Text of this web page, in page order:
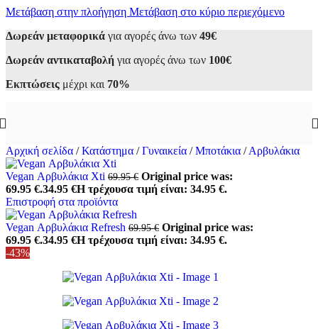
Μετάβαση στην πλοήγηση Μετάβαση στο κύριο περιεχόμενο
Δωρεάν μεταφορικά για αγορές άνω των 49€
Δωρεάν αντικαταβολή για αγορές άνω των 100€
Εκπτώσεις μέχρι και 70%
Αρχική σελίδα / Κατάστημα / Γυναικεία / Μποτάκια / Αρβυλάκια
Vegan Αρβυλάκια Xti 69.95€ Original price was:
69.95 €.34.95 €Η τρέχουσα τιμή είναι: 34.95 €.
Επιστροφή στα προϊόντα
Vegan Αρβυλάκια Refresh 69.95€ Original price was:
69.95 €.34.95 €Η τρέχουσα τιμή είναι: 34.95 €.
-43%